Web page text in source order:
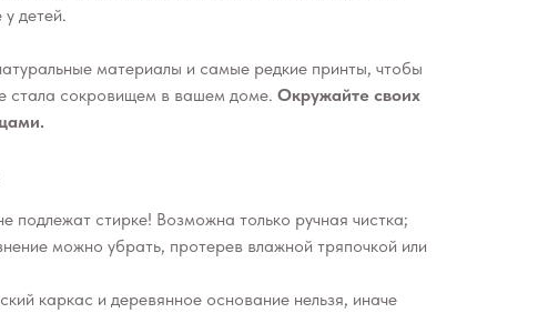
детей.
материалы и самые редкие принты, чтобы
стала сокровищем в вашем доме. Окружайте своих
подлежат стирке! Возможна только ручная чистка;
можно убрать, протерев влажной тряпочкой или
каркас и деревянное основание нельзя, иначе